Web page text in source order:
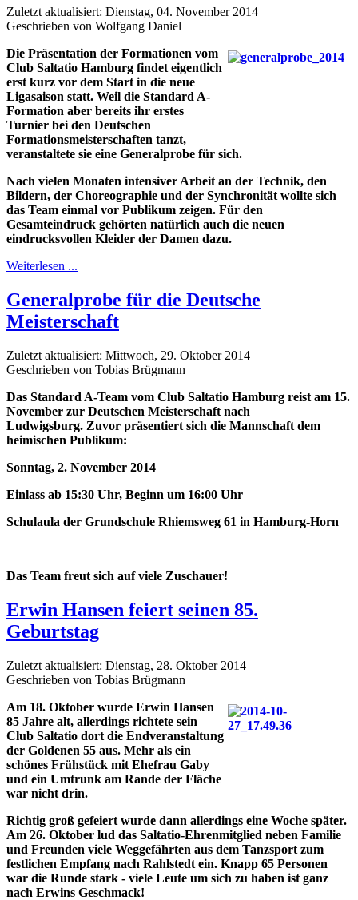
Zuletzt aktualisiert: Dienstag, 04. November 2014
Geschrieben von Wolfgang Daniel
Die Präsentation der Formationen vom
Club Saltatio Hamburg findet eigentlich
erst kurz vor dem Start in die neue
Ligasaison statt. Weil die Standard A-
Formation aber bereits ihr erstes
Turnier bei den Deutschen
Formationsmeisterschaften tanzt,
veranstaltete sie eine Generalprobe für sich.
Nach vielen Monaten intensiver Arbeit an der Technik, den
Bildern, der Choreographie und der Synchronität wollte sich
das Team einmal vor Publikum zeigen. Für den
Gesamteindruck gehörten natürlich auch die neuen
eindrucksvollen Kleider der Damen dazu.
Weiterlesen ...
Generalprobe für die Deutsche
Meisterschaft
Zuletzt aktualisiert: Mittwoch, 29. Oktober 2014
Geschrieben von Tobias Brügmann
Das Standard A-Team vom Club Saltatio Hamburg reist am 15.
November zur Deutschen Meisterschaft nach
Ludwigsburg. Zuvor präsentiert sich die Mannschaft dem
heimischen Publikum:
Sonntag, 2. November 2014
Einlass ab 15:30 Uhr, Beginn um 16:00 Uhr
Schulaula der Grundschule Rhiemsweg 61 in Hamburg-Horn
Das Team freut sich auf viele Zuschauer!
Erwin Hansen feiert seinen 85.
Geburtstag
Zuletzt aktualisiert: Dienstag, 28. Oktober 2014
Geschrieben von Tobias Brügmann
Am 18. Oktober wurde Erwin Hansen
85 Jahre alt, allerdings richtete sein
Club Saltatio dort die Endveranstaltung
der Goldenen 55 aus. Mehr als ein
schönes Frühstück mit Ehefrau Gaby
und ein Umtrunk am Rande der Fläche
war nicht drin.
Richtig groß gefeiert wurde dann allerdings eine Woche später.
Am 26. Oktober lud das Saltatio-Ehrenmitglied neben Familie
und Freunden viele Weggefährten aus dem Tanzsport zum
festlichen Empfang nach Rahlstedt ein. Knapp 65 Personen
war die Runde stark - viele Leute um sich zu haben ist ganz
nach Erwins Geschmack!